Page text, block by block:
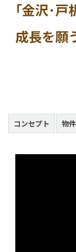
｢金沢･戸
成長を願
コンセプト 物